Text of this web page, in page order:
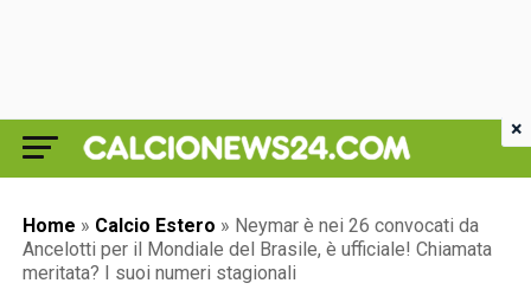
Home » Calcio Estero » Neymar è nei 26 convocati da
Ancelotti per il Mondiale del Brasile, è ufficiale! Chiamata
meritata? I suoi numeri stagionali
×